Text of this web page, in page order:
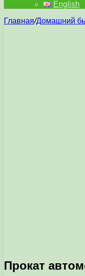
English
Главная/Домашний
Прокат